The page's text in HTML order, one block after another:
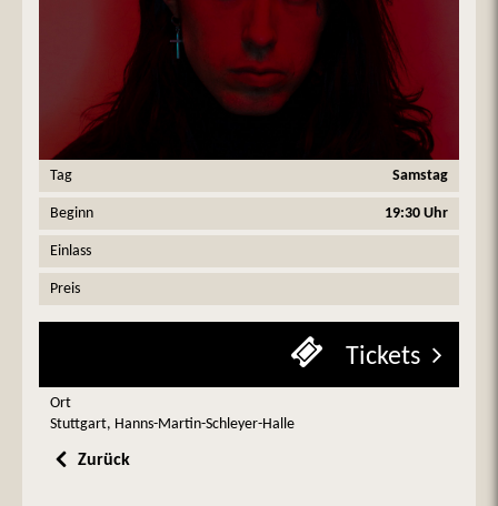
Tag Samstag
Beginn 19:30 Uhr
Einlass
Preis
Tickets
Ort
Stuttgart, Hanns-Martin-Schleyer-Halle
Zurück